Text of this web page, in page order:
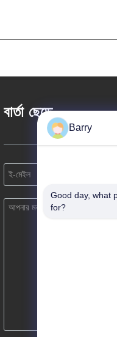
বার্তা ছেড়ে
Barry
Good day, what
for?